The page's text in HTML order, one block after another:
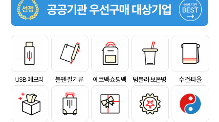
USB 메모리 볼펜·필기류 에코백·쇼핑백 텀블러·보온병 수건·타올